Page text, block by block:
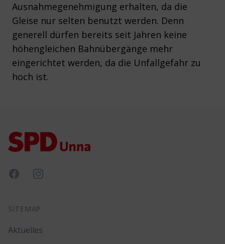
Ausnahmegenehmigung erhalten, da die
Gleise nur selten benutzt werden. Denn
generell dürfen bereits seit Jahren keine
höhengleichen Bahnübergänge mehr
eingerichtet werden, da die Unfallgefahr zu
hoch ist.
FacebookInstagram
SITEMAP
Aktuelles